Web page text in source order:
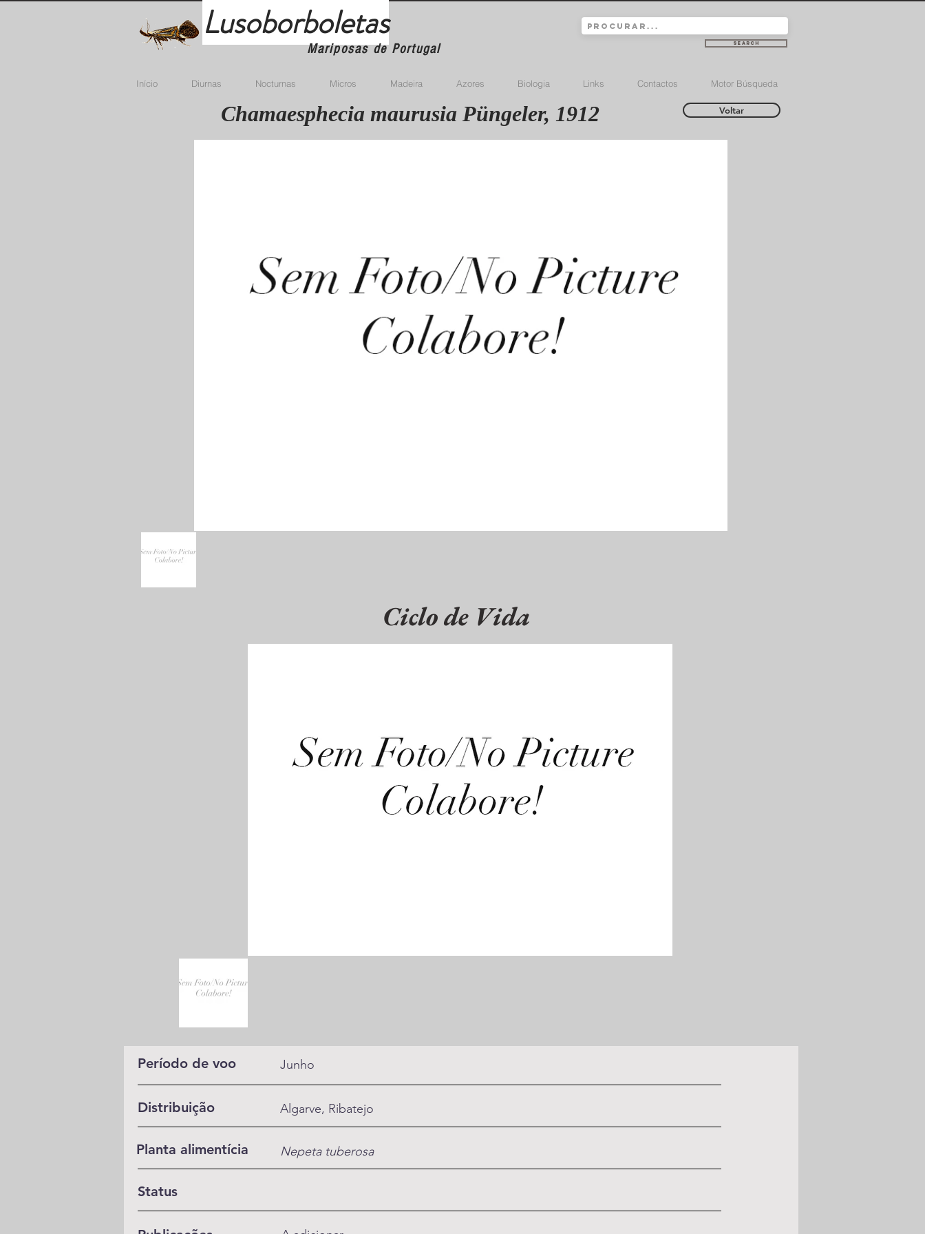
Lusoborboletas
Mariposas de Portugal Search
Início Diurnas Nocturnas Micros Madeira Azores Biologia Links Contactos Motor Búsqueda
Chamaesphecia maurusia Püngeler, 1912 Voltar
Ciclo de Vida
Período de voo Junho
Distribuição Algarve, Ribatejo
Planta alimentícia Nepeta tuberosa
Status